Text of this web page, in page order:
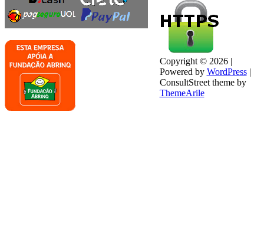
Copyright © 2026 |
Powered by WordPress |
ConsultStreet theme by
ThemeArile